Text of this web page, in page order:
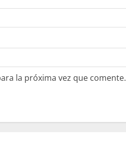
la próxima vez que comente.